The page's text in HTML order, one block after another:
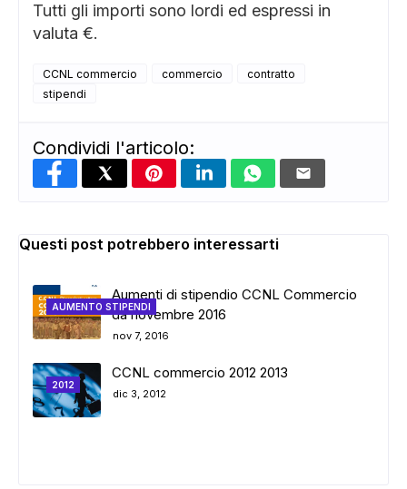
Tutti gli importi sono lordi ed espressi in
valuta €.
CCNL commercio commercio
contratto
stipendi
Condividi l'articolo:
Questi post potrebbero interessarti
AUMENTO STIPENDI
Aumenti di stipendio CCNL Commercio
da novembre 2016
nov 7, 2016
2012
CCNL commercio 2012 2013
dic 3, 2012